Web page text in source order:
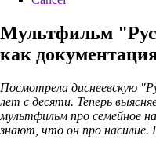
Мультфильм
как
Посмотрела диснеевскую
лет с десяти. Теперь
мультфильм про семейное
знают, что он про насилие.